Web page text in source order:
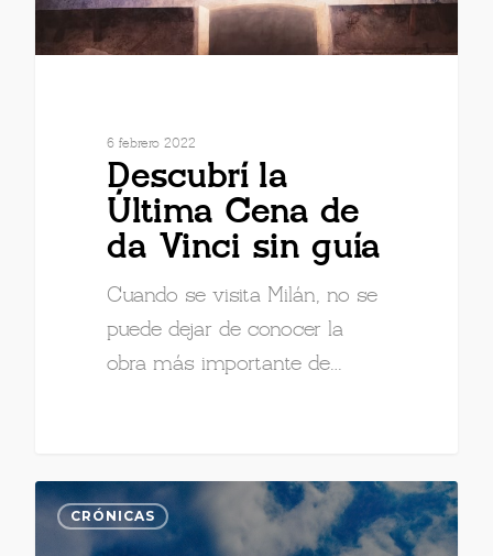
6 febrero 2022
Descubrí la
Última Cena de
da Vinci sin guía
Cuando se visita Milán, no se
puede dejar de conocer la
obra más importante de…
CRÓNICAS